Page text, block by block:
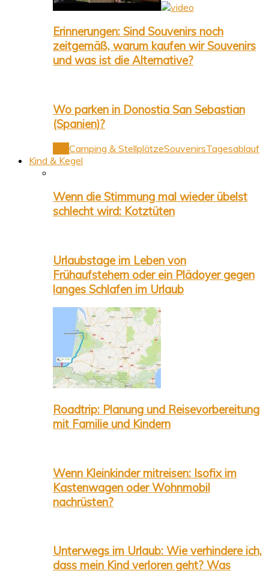
Erinnerungen: Sind Souvenirs noch
zeitgemäß, warum kaufen wir Souvenirs
und was ist die Alternative?
Wo parken in Donostia San Sebastian
(Spanien)?
Camping & StellplätzeSouvenirsTagesablauf
Kind & Kegel
Wenn die Stimmung mal wieder übelst
schlecht wird: Kotztüten
Urlaubstage im Leben von
Frühaufstehern oder ein Plädoyer gegen
langes Schlafen im Urlaub
Roadtrip: Planung und Reisevorbereitung
mit Familie und Kindern
Wenn Kleinkinder mitreisen: Isofix im
Kastenwagen oder Wohnmobil
nachrüsten?
Unterwegs im Urlaub: Wie verhindere ich,
dass mein Kind verloren geht? Was